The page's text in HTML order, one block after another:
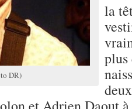
DR)
la
plus